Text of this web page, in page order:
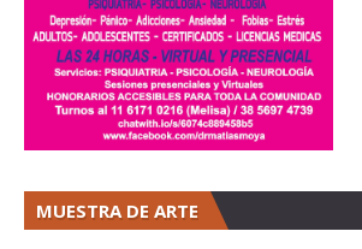
MUESTRA DE ARTE